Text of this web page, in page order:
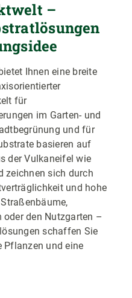
–
Ihnen eine breite
für
im Garten- und
und für
basieren auf
der Vulkaneifel wie
zeichnen sich durch
und hohe
oder den Nutzgarten –
schaffen Sie
Pflanzen und eine